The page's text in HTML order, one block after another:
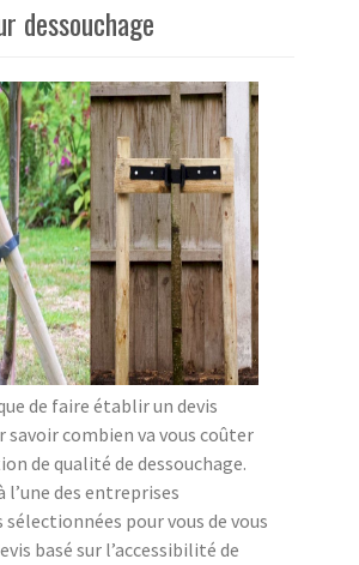
dessouchage
de faire établir un devis
combien va vous coûter
de qualité de dessouchage.
l’une des entreprises
sélectionnées pour vous de vous
basé sur l’accessibilité de